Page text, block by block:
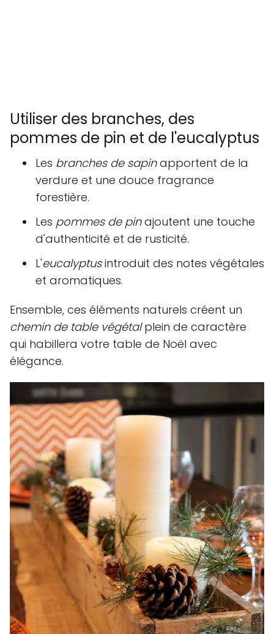
Utiliser des branches, des
pommes de pin et de l'eucalyptus
Les branches de sapinapportent de la
verdure et une douce fragrance
forestière.
Les pommes de pinajoutent une touche
d'authenticité et de rusticité.
L'eucalyptusintroduit des notes végétales
et aromatiques.
Ensemble, ces éléments naturels créent un
chemin de table végétalplein de caractère
qui habillera votre table de Noël avec
élégance.